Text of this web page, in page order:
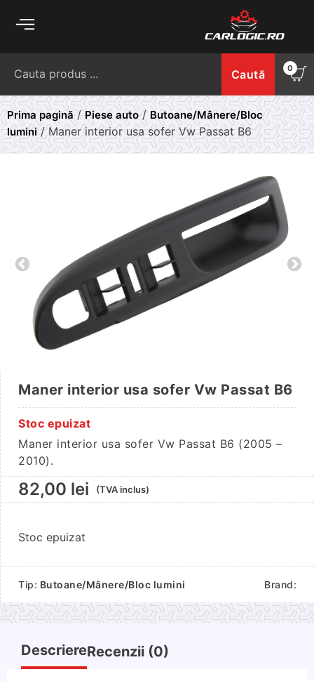
Caută 0
Prima pagină/Piese auto/ Butoane/Mânere/Bloc
lumini/ Maner interior usa sofer Vw Passat B6
Maner interior usa sofer Vw Passat B6
Stoc epuizat
Maner interior usa sofer Vw Passat B6 (2005 –
2010).
82,00 lei (TVA inclus)
Stoc epuizat
Tip: Butoane/Mânere/Bloc lumini Brand:
DescriereRecenzii (0)